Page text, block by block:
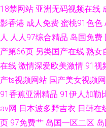
18禁网站 亚洲无码视频在线
影香港 成人免费 蜜桃91色色
人 人人97综合精品 岛国免费
产第66页 另类国产在线 熟女
在线 激情深爱欧美激情 91视
产ts视频网站 国产美女视频
91香蕉亚洲精品 91伊人加勒
av网 日本波多野吉衣 日韩在
页 97免费艹 岛国一区二区